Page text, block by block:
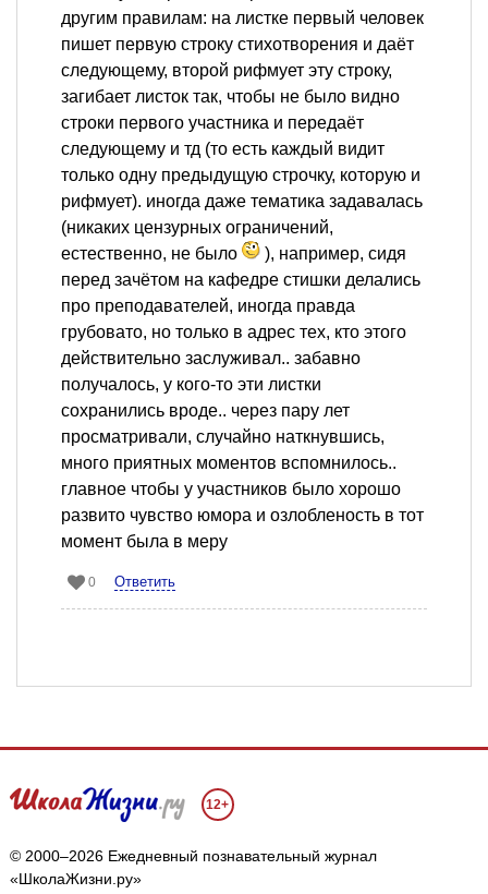
другим правилам: на листке первый человек
пишет первую строку стихотворения и даёт
следующему, второй рифмует эту строку,
загибает листок так, чтобы не было видно
строки первого участника и передаёт
следующему и тд (то есть каждый видит
только одну предыдущую строчку, которую и
рифмует). иногда даже тематика задавалась
(никаких цензурных ограничений,
естественно, не было
), например, сидя
перед зачётом на кафедре стишки делались
про преподавателей, иногда правда
грубовато, но только в адрес тех, кто этого
действительно заслуживал.. забавно
получалось, у кого-то эти листки
сохранились вроде.. через пару лет
просматривали, случайно наткнувшись,
много приятных моментов вспомнилось..
главное чтобы у участников было хорошо
развито чувство юмора и озлобленость в тот
момент была в меру
0 Ответить
12+
© 2000–2026 Ежедневный познавательный журнал
«ШколаЖизни.ру»